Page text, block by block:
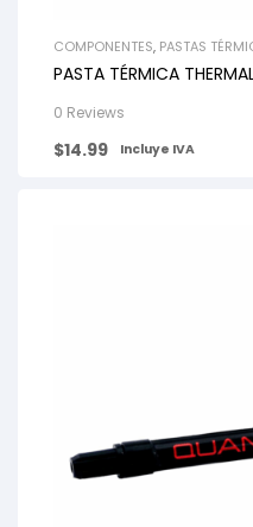
COMPONENTES, PASTAS
PASTA TÉRMICA
0 Reviews
$14.99 Incluye IVA